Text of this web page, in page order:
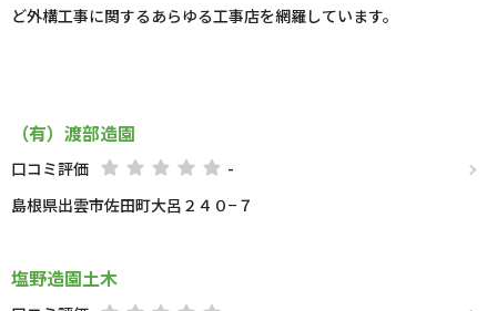
ど外構工事に関するあらゆる工事店を網羅しています。
（有）渡部造園
口コミ評価
-
島根県出雲市佐田町大呂２４０−７
塩野造園土木